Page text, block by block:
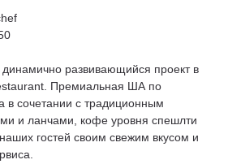
развивающийся проект в
Премиальная ША по
сочетании с традиционным
и ланчами, кофе уровня спешлти
гостей своим свежим вкусом и